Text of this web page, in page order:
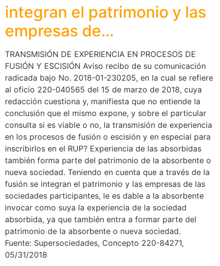
integran el patrimonio y las
empresas de…
TRANSMISIÓN DE EXPERIENCIA EN PROCESOS DE
FUSIÓN Y ESCISIÓN Aviso recibo de su comunicación
radicada bajo No. 2018-01-230205, en la cual se refiere
al oficio 220-040565 del 15 de marzo de 2018, cuya
redacción cuestiona y, manifiesta que no entiende la
conclusión que el mismo expone, y sobre el particular
consulta si es viable o no, la transmisión de experiencia
en los procesos de fusión o escisión y en especial para
inscribirlos en el RUP? Experiencia de las absorbidas
también forma parte del patrimonio de la absorbente o
nueva sociedad. Teniendo en cuenta que a través de la
fusión se integran el patrimonio y las empresas de las
sociedades participantes, le es dable a la absorbente
invocar como suya la experiencia de la sociedad
absorbida, ya que también entra a formar parte del
patrimonio de la absorbente o nueva sociedad.
Fuente: Supersociedades, Concepto 220-84271,
05/31/2018